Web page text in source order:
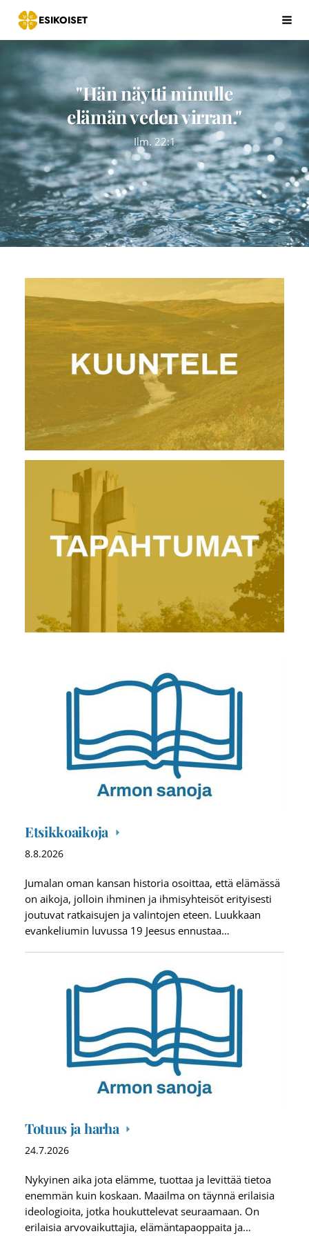
Siirry
sivun
sisältöön
ESIKOISET
"Hän näytti minulle
elämän veden virran."
Ilm. 22:1
Etsikkoaikoja
8.8.2026
Jumalan oman kansan historia osoittaa, että elämässä
on aikoja, jolloin ihminen ja ihmisyhteisöt erityisesti
joutuvat ratkaisujen ja valintojen eteen. Luukkaan
evankeliumin luvussa 19 Jeesus ennustaa…
Totuus ja harha
24.7.2026
Nykyinen aika jota elämme, tuottaa ja levittää tietoa
enemmän kuin koskaan. Maailma on täynnä erilaisia
ideologioita, jotka houkuttelevat seuraamaan. On
erilaisia arvovaikuttajia, elämäntapaoppaita ja…